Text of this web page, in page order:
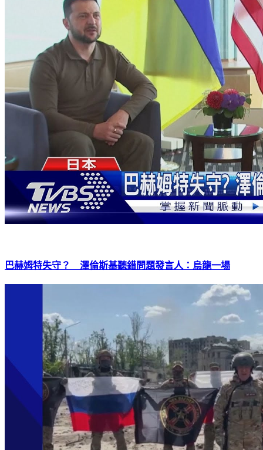
巴赫姆特失守？ 澤倫斯基聽錯問題發言人：烏龍一場